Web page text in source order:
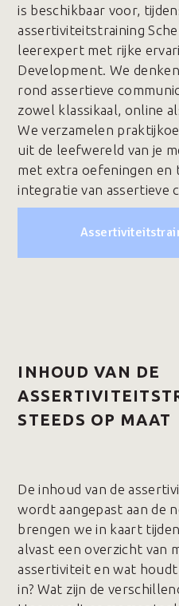
is beschikbaar voor,
assertiviteitstraining
leerexpert met rijke
Development. We
rond assertieve
zowel klassikaal, online
We verzamelen
uit de leefwereld van je
met extra oefeningen en
integratie van assertieve
INHOUD VAN DE
STEEDS OP MAAT
De inhoud van de
wordt aangepast aan de
brengen we in kaart
alvast een overzicht van
assertiviteit en wat
in? Wat zijn de